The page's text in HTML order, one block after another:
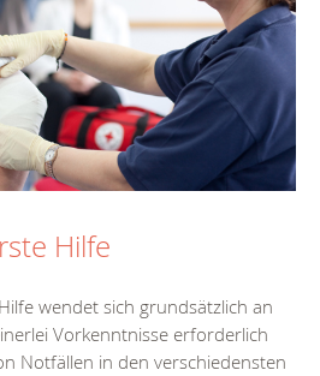
Hilfe
wendet sich grundsätzlich an
Vorkenntnisse erforderlich
Notfällen in den verschiedensten